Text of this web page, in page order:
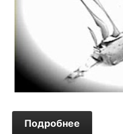
Подробнее